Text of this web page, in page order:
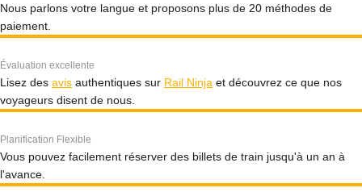
Nous parlons votre langue et proposons plus de 20 méthodes de
paiement.
Évaluation excellente
Lisez des avis authentiques sur Rail Ninja et découvrez ce que nos
voyageurs disent de nous.
Planification Flexible
Vous pouvez facilement réserver des billets de train jusqu'à un an à
l'avance.